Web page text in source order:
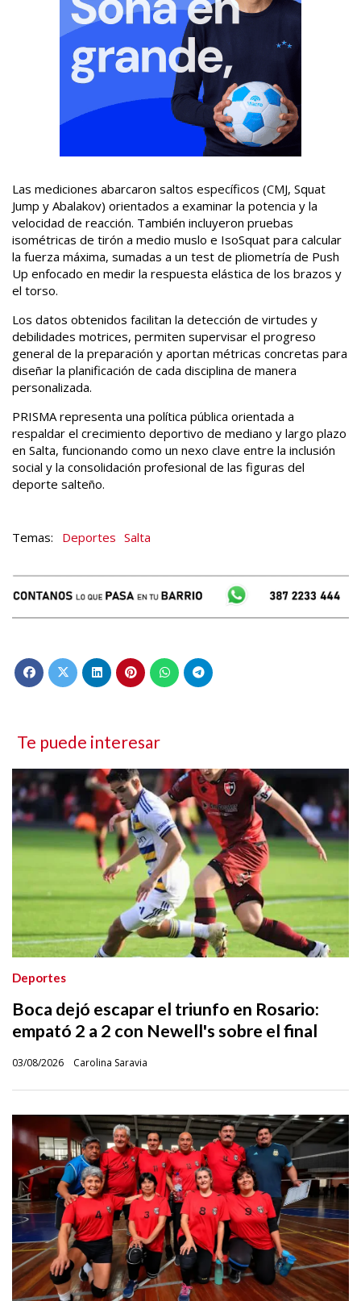
Las mediciones abarcaron saltos específicos (CMJ, Squat
Jump y Abalakov) orientados a examinar la potencia y la
velocidad de reacción. También incluyeron pruebas
isométricas de tirón a medio muslo e IsoSquat para calcular
la fuerza máxima, sumadas a un test de pliometría de Push
Up enfocado en medir la respuesta elástica de los brazos y
el torso.
Los datos obtenidos facilitan la detección de virtudes y
debilidades motrices, permiten supervisar el progreso
general de la preparación y aportan métricas concretas para
diseñar la planificación de cada disciplina de manera
personalizada.
PRISMA representa una política pública orientada a
respaldar el crecimiento deportivo de mediano y largo plazo
en Salta, funcionando como un nexo clave entre la inclusión
social y la consolidación profesional de las figuras del
deporte salteño.
Deportes Salta
Te puede interesar
Boca dejó escapar el triunfo en Rosario:
empató 2 a 2 con Newell's sobre el final
Carolina Saravia
Deportes
03/08/2026